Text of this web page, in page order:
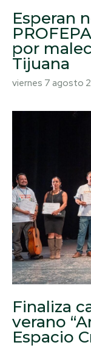
Esperan
por
Tijuana
viernes 7 agosto
Finaliza
verano
Espacio